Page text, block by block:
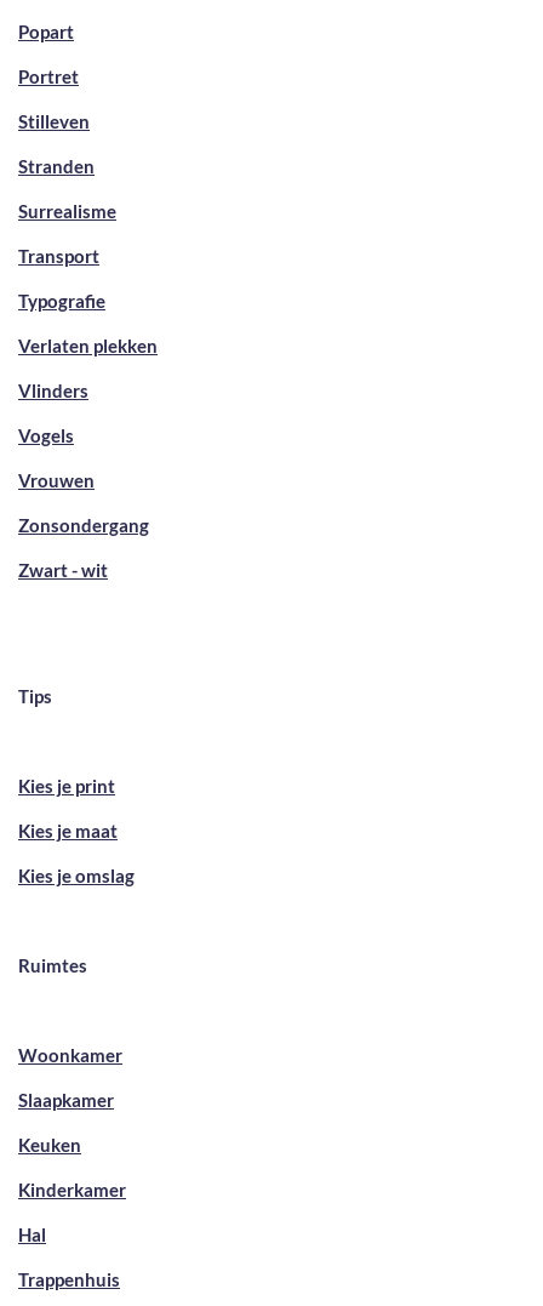
Popart
Portret
Stilleven
Stranden
Surrealisme
Transport
Typografie
Verlaten plekken
Vlinders
Vogels
Vrouwen
Zonsondergang
Zwart - wit
Tips
Kies je print
Kies je maat
Kies je omslag
Ruimtes
Woonkamer
Slaapkamer
Keuken
Kinderkamer
Hal
Trappenhuis